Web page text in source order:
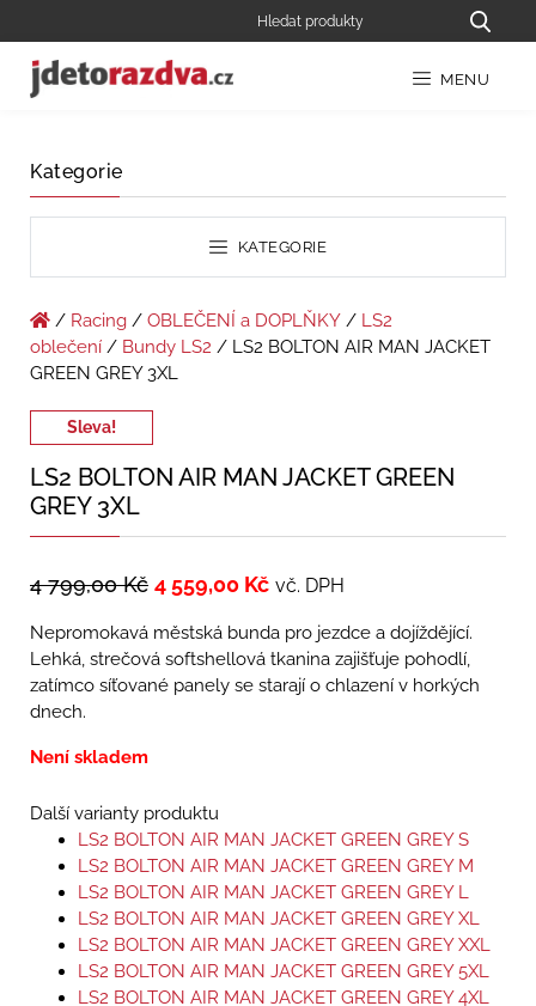
MENU
Kategorie
KATEGORIE
/ Racing / OBLEČENÍ a DOPLŇKY / LS2
oblečení / Bundy LS2 / LS2 BOLTON AIR MAN JACKET
GREEN GREY 3XL
Sleva!
LS2 BOLTON AIR MAN JACKET GREEN
GREY 3XL
4 799,00Kč 4 559,00 Kč vč. DPH
Nepromokavá městská bunda pro jezdce a dojíždějící.
Lehká, strečová softshellová tkanina zajišťuje pohodlí,
zatímco síťované panely se starají o chlazení v horkých
dnech.
Není skladem
Další varianty produktu
LS2 BOLTON AIR MAN JACKET GREEN GREY S
LS2 BOLTON AIR MAN JACKET GREEN GREY M
LS2 BOLTON AIR MAN JACKET GREEN GREY L
LS2 BOLTON AIR MAN JACKET GREEN GREY XL
LS2 BOLTON AIR MAN JACKET GREEN GREY XXL
LS2 BOLTON AIR MAN JACKET GREEN GREY 5XL
LS2 BOLTON AIR MAN JACKET GREEN GREY 4XL